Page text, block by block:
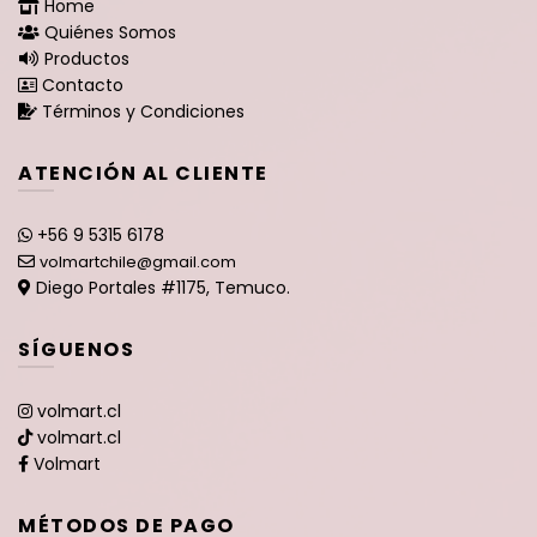
Home
Quiénes Somos
Productos
Contacto
Términos y Condiciones
ATENCIÓN AL CLIENTE
+56 9 5315 6178
volmartchile@gmail.com
Diego Portales #1175, Temuco.
SÍGUENOS
volmart.cl
volmart.cl
Volmart
MÉTODOS DE PAGO